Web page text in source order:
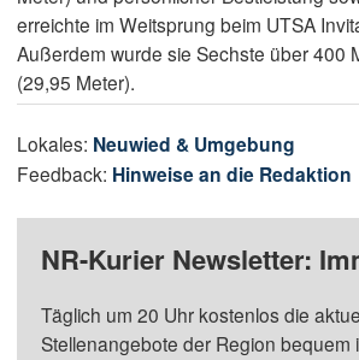
erreichte im Weitsprung beim UTSA
Außerdem wurde sie Sechste über 400
(29,95 Meter).
Lokales: Neuwied & Umgebung
Feedback: Hinweise an die Redaktion
NR-Kurier Newsletter:
Täglich um 20 Uhr kostenlos die
Stellenangebote der Region bequem